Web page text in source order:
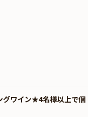
グワイン★4名様以上で個